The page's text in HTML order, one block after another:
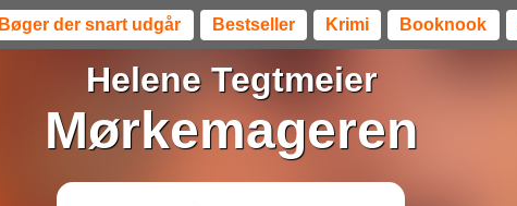
Bøger der snart udgår Bestseller Krimi Booknook
Helene Tegtmeier
Mørkemageren